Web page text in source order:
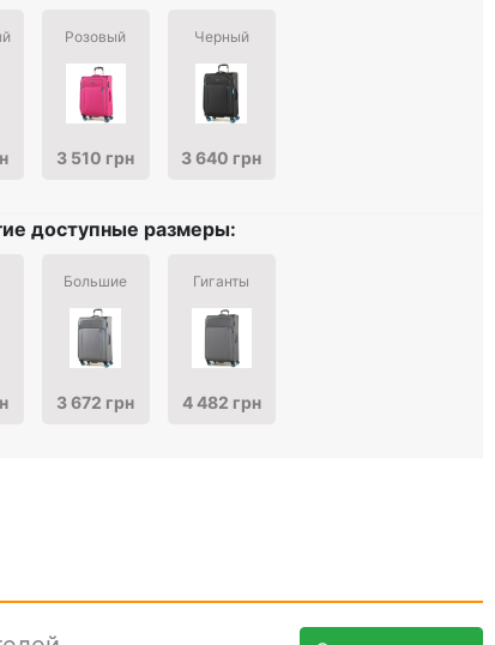
Розовый
3 510 грн
Черный
3 640 грн
доступные размеры:
Большие
3 672 грн
Гиганты
4 482 грн